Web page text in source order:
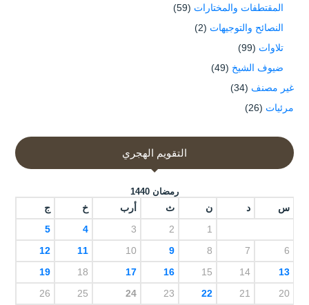
المقتطفات والمختارات (59)
النصائح والتوجيهات (2)
تلاوات (99)
ضيوف الشيخ (49)
غير مصنف (34)
مرئيات (26)
التقويم الهجري
رمضان 1440
س د ن ث أرب خ ج
1
2
3
4
5
6
7
8
9
10
11
12
13
14
15
16
17
18
19
20
21
22
23
24
25
26